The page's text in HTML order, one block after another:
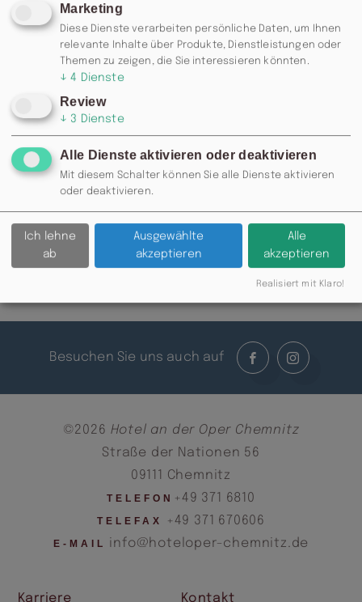
77 ODERINFO@MOSKAU-
CHEMNITZ.DE
Besuchen Sie uns auch auf
©2026 Hotel an der Oper Chemnitz
Straße der Nationen 56
09111 Chemnitz
TELEFON +49 371 6810
TELEFAX +49 371 670606
E-MAIL info@hoteloper-chemnitz.de
Karriere Kontakt
Marketing
Diese Dienste verarbeiten persönliche Daten, um Ihnen
relevante Inhalte über Produkte, Dienstleistungen oder
Themen zu zeigen, die Sie interessieren könnten.
↓ 4 Dienste
Review
↓ 3 Dienste
Alle Dienste aktivieren oder deaktivieren
Mit diesem Schalter können Sie alle Dienste aktivieren
oder deaktivieren.
Ich lehne
ab
Ausgewählte
akzeptieren
Alle
akzeptieren
Realisiert mit Klaro!